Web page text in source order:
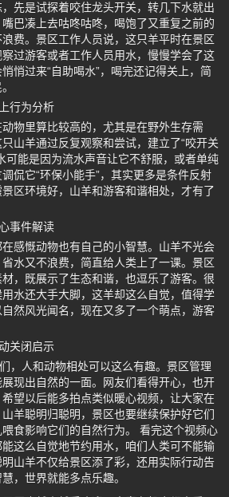
先是试探着咬住龙头开关，转几下水就出
巴凑上去咕咚咕咚，喝饱了又重复之前的
费。景区工作人员说，这只羊平时在景区
过游客或者工作人员用水，慢慢学会了这
悄过来“自助喝水”，喝完还记得关上，简
行为分析
物里算比较高的，尤其是在野外生存需
山羊通过反复观察和尝试，建立了“咬开关
可能是因为流水声音让它不舒服，或者单纯
侃它“环保小能手”，其实更多是条件反射
区环境好，山羊和游客和谐相处，才有了
事件解读
感慨动物也有自己的小智慧。山羊不光会
水又不浪费，简直给人类上了一课。景区
，既展示了生态和谐，也逗乐了游客。很
水还大手大脚，这羊却这么自觉，值得学
然风光闻名，现在又多了一个萌点，游客
关闭启示
，人和动物相处可以这么有趣。景区管理
现出自然的一面。网友们看得开心，也开
望以后能多拍点类似暖心视频，让大家在
羊聪明归聪明，景区也要继续保护好它们
食影响它们的自然行为。 看完这个视频心
这么自觉地节约用水，咱们人类可不能输
山羊不仅给景区添了彩，还用实际行动告
，世界就能多点乐趣。